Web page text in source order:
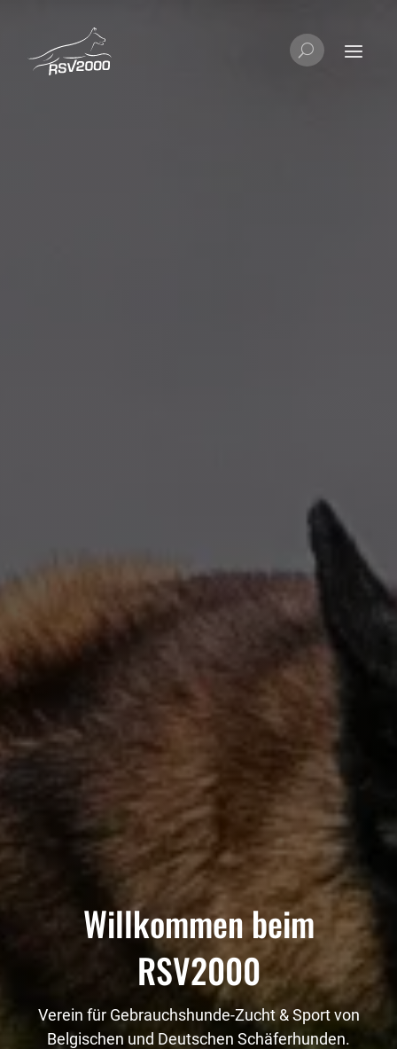
Willkommen beim
RSV2000
Verein für Gebrauchshunde-Zucht & Sport von
Belgischen und Deutschen Schäferhunden.